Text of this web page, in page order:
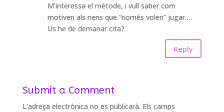
M’interessa el mètode, i vull saber com
motiven als nens que “només volen” jugar….
Us he de demanar cita?
Reply
Submit a Comment
L'adreça electrònica no es publicarà. Els camps